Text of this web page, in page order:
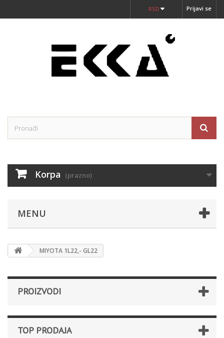
Prijavi se
RSD
Korpa (prazno)
MENU
MIYOTA 1L22‚- GL22
PROIZVODI
TOP PRODAJA